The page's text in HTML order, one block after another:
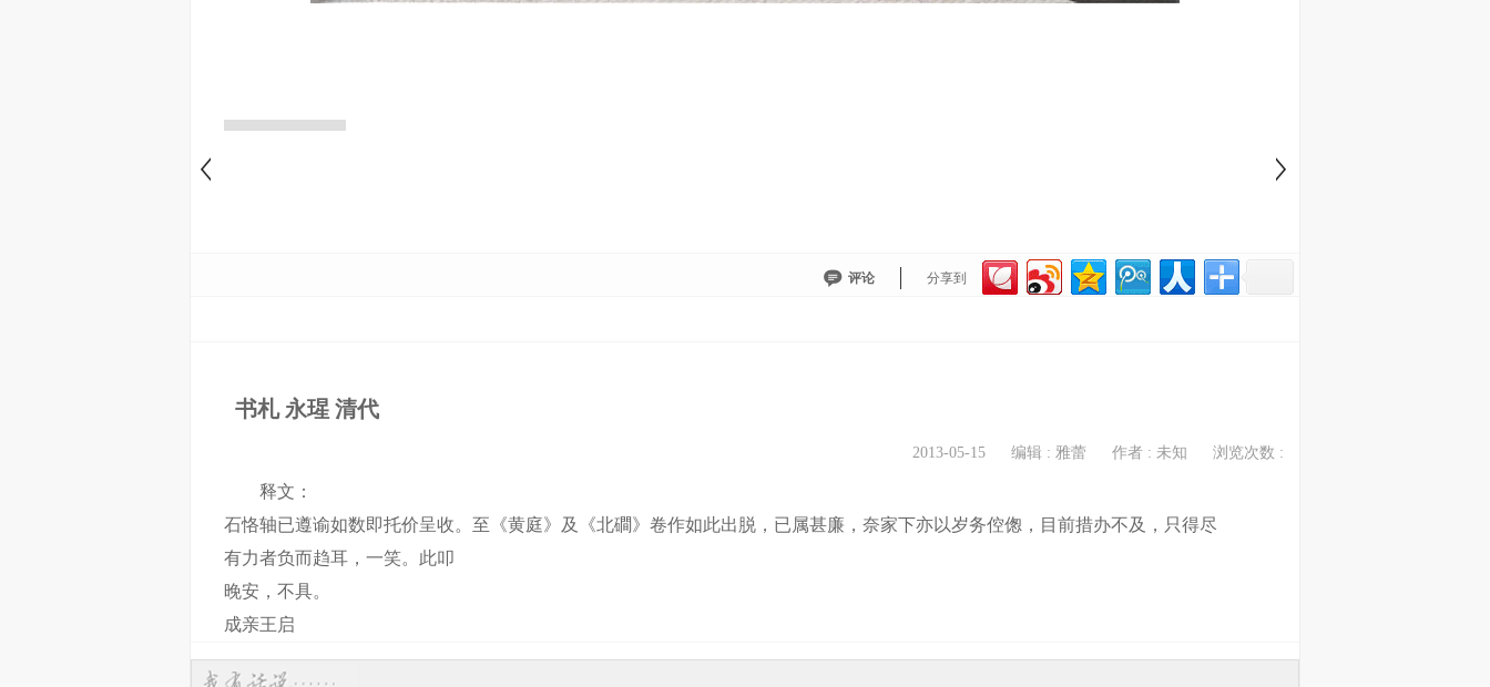
分享到
评论
书札 永瑆 清代
2013-05-15 编辑 : 雅蕾 作者 : 未知 浏览次数 :
释文：
石恪轴已遵谕如数即托价呈收。至《黄庭》及《北磵》卷作如此出脱，已属甚廉，奈家下亦以岁务倥偬，目前措办不及，只得尽
有力者负而趋耳，一笑。此叩
晚安，不具。
成亲王启